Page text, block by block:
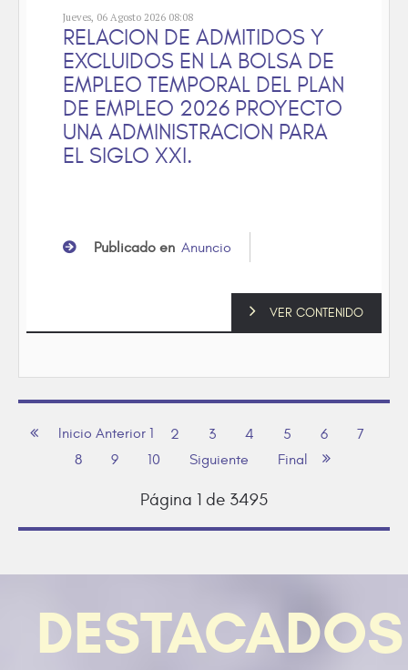
Jueves, 06 Agosto 2026 08:08
RELACION DE ADMITIDOS Y
EXCLUIDOS EN LA BOLSA DE
EMPLEO TEMPORAL DEL PLAN
DE EMPLEO 2026 PROYECTO
UNA ADMINISTRACION PARA
EL SIGLO XXI.
Publicado en Anuncio
VER CONTENIDO
Inicio Anterior 1 2 3 4 5 6
7
8
9 10 Siguiente Final
Página 1 de 3495
DESTACADOS